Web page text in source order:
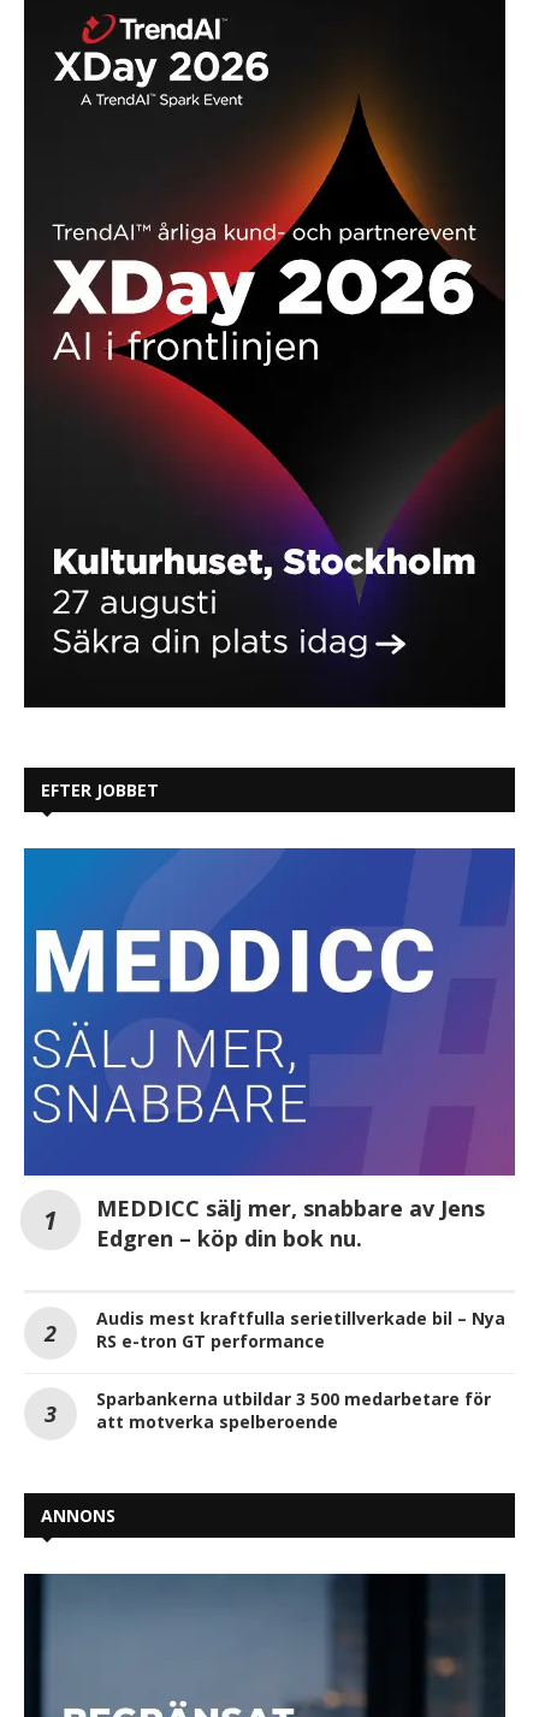
EFTER JOBBET
MEDDICC sälj mer, snabbare av Jens
Edgren – köp din bok nu.
Audis mest kraftfulla serietillverkade bil – Nya
RS e-tron GT performance
Sparbankerna utbildar 3 500 medarbetare för
att motverka spelberoende
ANNONS